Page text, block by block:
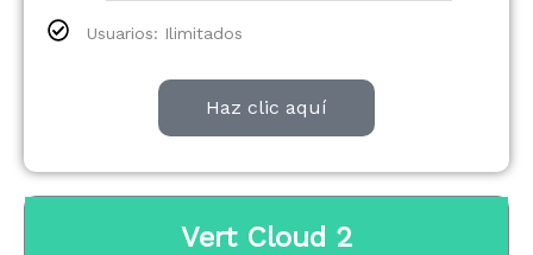
Usuarios: Ilimitados
Haz clic aquí
Vert Cloud 2